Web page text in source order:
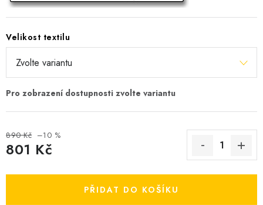
NOVINKY
NOVINKY MIZUNO
NOVINKY INOV-8
OBLÍBENÉ DROBNOSTI
ZNAČKY
Ceník dopravy
Moje objednávka
Jak vyměnit nebo vrátit zboží
Jak reklamovat
Velikost textilu
890 Kč –10 %
801 Kč
PŘIDAT DO KOŠÍKU